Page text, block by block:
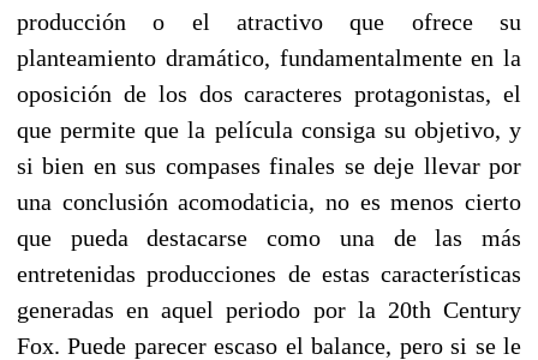
producción o el atractivo que ofrece su
planteamiento dramático, fundamentalmente en la
oposición de los dos caracteres protagonistas, el
que permite que la película consiga su objetivo, y
si bien en sus compases finales se deje llevar por
una conclusión acomodaticia, no es menos cierto
que pueda destacarse como una de las más
entretenidas producciones de estas características
generadas en aquel periodo por la 20th Century
Fox. Puede parecer escaso el balance, pero si se le